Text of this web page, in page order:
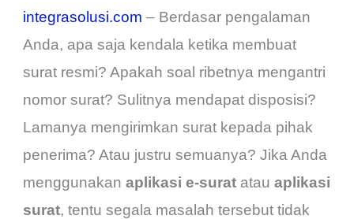
integrasolusi.com – Berdasar pengalaman
Anda, apa saja kendala ketika membuat
surat resmi? Apakah soal ribetnya mengantri
nomor surat? Sulitnya mendapat disposisi?
Lamanya mengirimkan surat kepada pihak
penerima? Atau justru semuanya? Jika Anda
menggunakanaplikasi e-surat atauaplikasi
surat, tentu segala masalah tersebut tidak